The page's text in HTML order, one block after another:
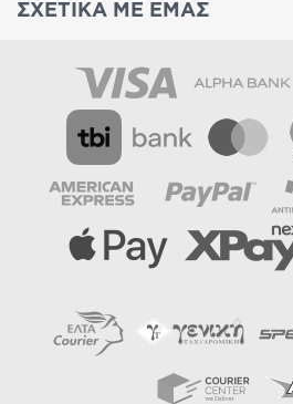
ΣΧΕΤΙΚΑ ΜΕ ΕΜΑΣ